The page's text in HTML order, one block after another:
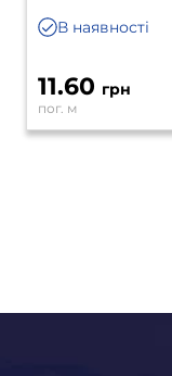
161.30
пог. м